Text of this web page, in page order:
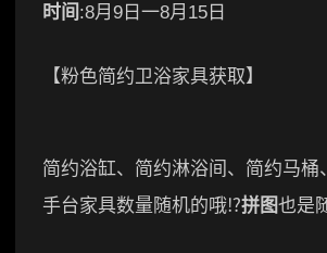
时间 :8月9日一8月15日
【粉色简约卫浴家具获取】
简约浴缸、简约淋浴间、简约马桶
手台家具数量随机的哦⁉️拼图也是